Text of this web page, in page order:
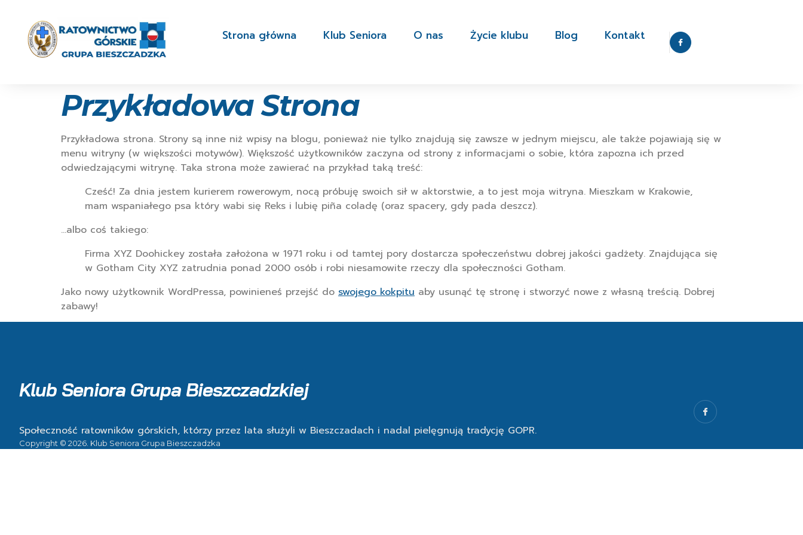
Strona główna Klub Seniora O nas Życie klubu Blog Kontakt
Przykładowa Strona
Przykładowa strona. Strony są inne niż wpisy na blogu, ponieważ nie tylko znajdują się zawsze w jednym miejscu, ale także pojawiają się w
menu witryny (w większości motywów). Większość użytkowników zaczyna od strony z informacjami o sobie, która zapozna ich przed
odwiedzającymi witrynę. Taka strona może zawierać na przykład taką treść:
Cześć! Za dnia jestem kurierem rowerowym, nocą próbuję swoich sił w aktorstwie, a to jest moja witryna. Mieszkam w Krakowie,
mam wspaniałego psa który wabi się Reks i lubię piña coladę (oraz spacery, gdy pada deszcz).
…albo coś takiego:
Firma XYZ Doohickey została założona w 1971 roku i od tamtej pory dostarcza społeczeństwu dobrej jakości gadżety. Znajdująca się
w Gotham City XYZ zatrudnia ponad 2000 osób i robi niesamowite rzeczy dla społeczności Gotham.
Jako nowy użytkownik WordPressa, powinieneś przejść do swojego kokpitu aby usunąć tę stronę i stworzyć nowe z własną treścią. Dobrej
zabawy!
Klub Seniora Grupa Bieszczadzkiej
Społeczność ratowników górskich, którzy przez lata służyli w Bieszczadach i nadal pielęgnują tradycję GOPR.
Copyright © 2026. Klub Seniora Grupa Bieszczadzka